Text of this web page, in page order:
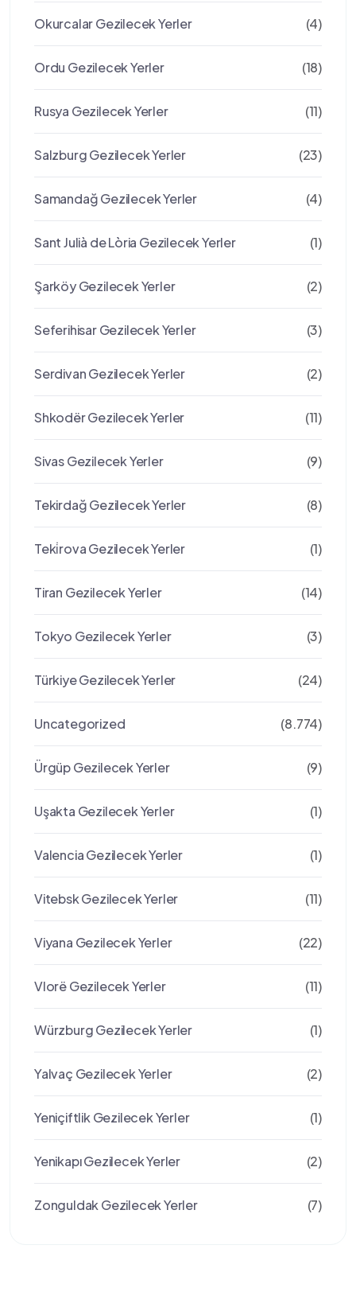
Okurcalar Gezilecek Yerler (4)
Ordu Gezilecek Yerler (18)
Rusya Gezilecek Yerler (11)
Salzburg Gezilecek Yerler (23)
Samandağ Gezilecek Yerler (4)
Sant Julià de Lòria Gezilecek Yerler (1)
Şarköy Gezilecek Yerler (2)
Seferihisar Gezilecek Yerler (3)
Serdivan Gezilecek Yerler (2)
Shkodër Gezilecek Yerler (11)
Sivas Gezilecek Yerler (9)
Tekirdağ Gezilecek Yerler (8)
Teki̇rova Gezilecek Yerler (1)
Tiran Gezilecek Yerler (14)
Tokyo Gezilecek Yerler (3)
Türkiye Gezilecek Yerler (24)
Uncategorized (8.774)
Ürgüp Gezilecek Yerler (9)
Uşakta Gezilecek Yerler (1)
Valencia Gezilecek Yerler (1)
Vitebsk Gezilecek Yerler (11)
Viyana Gezilecek Yerler (22)
Vlorë Gezilecek Yerler (11)
Würzburg Gezilecek Yerler (1)
Yalvaç Gezilecek Yerler (2)
Yeniçiftlik Gezilecek Yerler (1)
Yenikapı Gezilecek Yerler (2)
Zonguldak Gezilecek Yerler (7)